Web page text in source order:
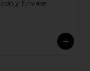
y Envase